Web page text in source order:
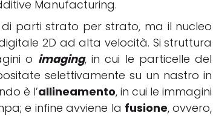
Manufacturing.
parti strato per strato, ma il nucleo
2D ad alta velocità. Si struttura
o imaging, in cui le particelle del
selettivamente su un nastro in
è l’allineamento, in cui le immagini
e infine avviene la fusione, ovvero,